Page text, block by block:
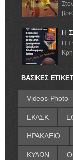
Η
Η
ΒΑΣΙΚΕΣ
Videos-Photo
ΕΚΑΣΚ
ΗΡΑΚΛΕΙΟ
ΚΥΔΩΝ